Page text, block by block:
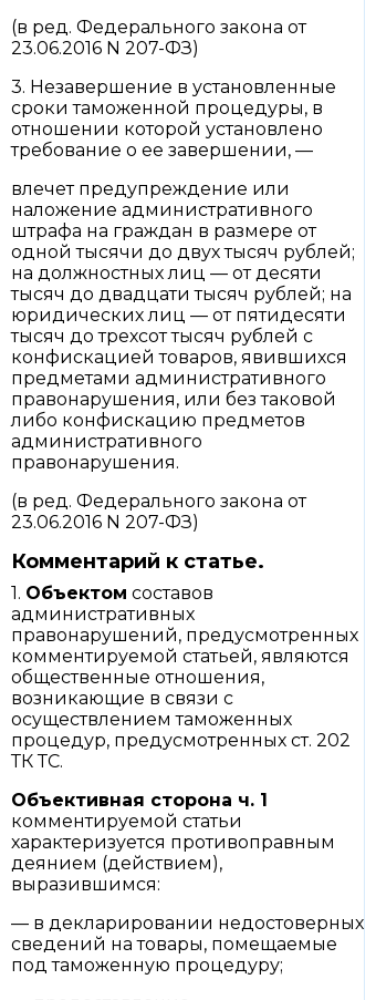
(в ред. Федерального закона от
23.06.2016 N 207-ФЗ)
3. Незавершение в установленные
сроки таможенной процедуры, в
отношении которой установлено
требование о ее завершении, —
влечет предупреждение или
наложение административного
штрафа на граждан в размере от
одной тысячи до двух тысяч рублей;
на должностных лиц — от десяти
тысяч до двадцати тысяч рублей; на
юридических лиц — от пятидесяти
тысяч до трехсот тысяч рублей с
конфискацией товаров, явившихся
предметами административного
правонарушения, или без таковой
либо конфискацию предметов
административного
правонарушения.
(в ред. Федерального закона от
23.06.2016 N 207-ФЗ)
Комментарий к статье.
1. Объектом составов
административных
правонарушений, предусмотренных
комментируемой статьей, являются
общественные отношения,
возникающие в связи с
осуществлением таможенных
процедур, предусмотренных ст. 202
ТК ТС.
Объективная сторона ч. 1
комментируемой статьи
характеризуется противоправным
деянием (действием),
выразившимся:
— в декларировании недостоверных
сведений на товары, помещаемые
под таможенную процедуру;